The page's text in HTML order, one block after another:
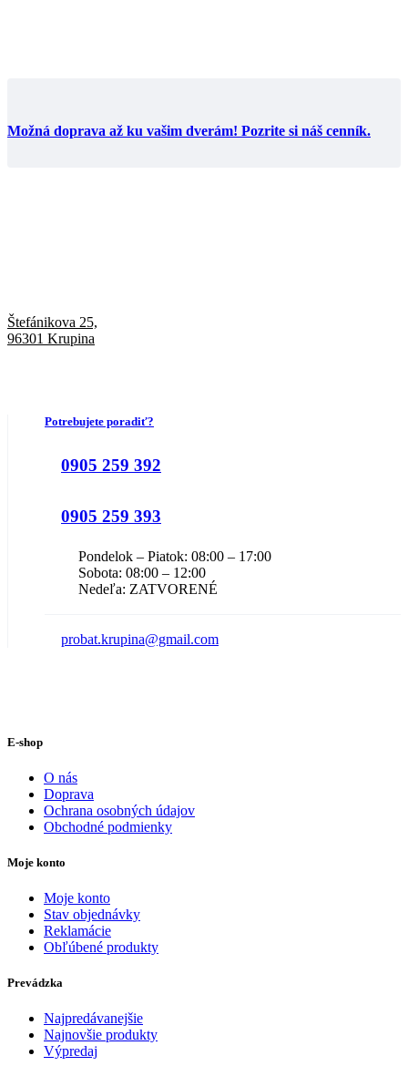
Možná doprava až ku vašim dverám! Pozrite si náš cenník.
Štefánikova 25,
96301 Krupina
Potrebujete poradiť?
0905 259 392
0905 259 393
Pondelok – Piatok: 08:00 – 17:00
Sobota: 08:00 – 12:00
Nedeľa: ZATVORENÉ
probat.krupina@gmail.com
E-shop
O nás
Doprava
Ochrana osobných údajov
Obchodné podmienky
Moje konto
Moje konto
Stav objednávky
Reklamácie
Obľúbené produkty
Prevádzka
Najpredávanejšie
Najnovšie produkty
Výpredaj